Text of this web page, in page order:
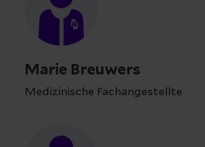
Marie Breuwers
Medizinische Fachangestellte